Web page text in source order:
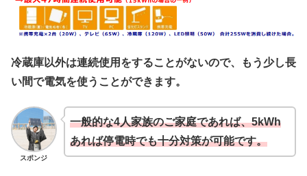
冷蔵庫以外は連続使用をすることがないので、もう少し長
い間で電気を使うことができます。
スポンジ
一般的な4人家族のご家庭であれば、5kWh
あれば停電時でも十分対策が可能です。